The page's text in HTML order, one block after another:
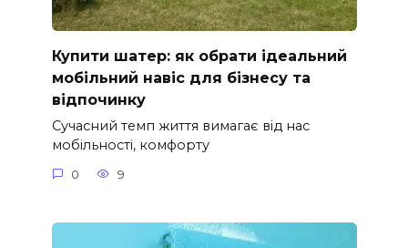
Купити шатер: як обрати ідеальний
мобільний навіс для бізнесу та
відпочинку
Сучасний темп життя вимагає від нас
мобільності, комфорту
0 9